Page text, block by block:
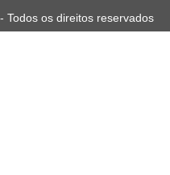
Todos os direitos reservados